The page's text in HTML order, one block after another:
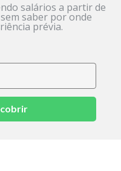
salários a partir de
saber por onde
prévia.